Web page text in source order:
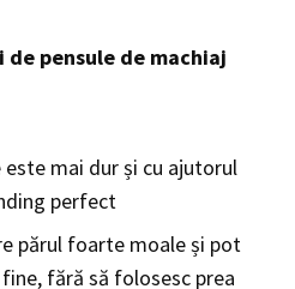
pensule de machiaj
este mai dur și cu ajutorul
perfect
părul foarte moale și pot
fără să folosesc prea